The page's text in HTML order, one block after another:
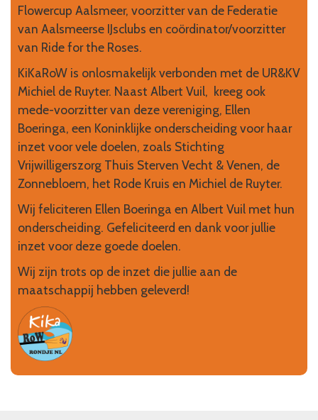
Flowercup Aalsmeer, voorzitter van de Federatie
van Aalsmeerse IJsclubs en coördinator/voorzitter
van Ride for the Roses.
KiKaRoW is onlosmakelijk verbonden met de UR&KV
Michiel de Ruyter. Naast Albert Vuil, kreeg ook
mede-voorzitter van deze vereniging, Ellen
Boeringa, een Koninklijke onderscheiding voor haar
inzet voor vele doelen, zoals Stichting
Vrijwilligerszorg Thuis Sterven Vecht & Venen, de
Zonnebloem, het Rode Kruis en Michiel de Ruyter.
Wij feliciteren Ellen Boeringa en Albert Vuil met hun
onderscheiding. Gefeliciteerd en dank voor jullie
inzet voor deze goede doelen.
Wij zijn trots op de inzet die jullie aan de
maatschappij hebben geleverd!